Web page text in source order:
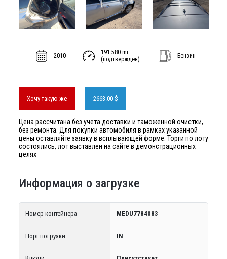
2010
191 580 mi
(подтвержден)
Бензин
Хочу такую же 2663.00 $
Цена рассчитана без учета доставки и таможенной очистки,
без ремонта. Для покупки автомобиля в рамках указанной
цены оставляйте заявку в всплывающей форме. Торги по лоту
состоялись, лот выставлен на сайте в демонстрационных
целях
Информация о загрузке
Номер контейнера MEDU7784083
Порт погрузки: IN